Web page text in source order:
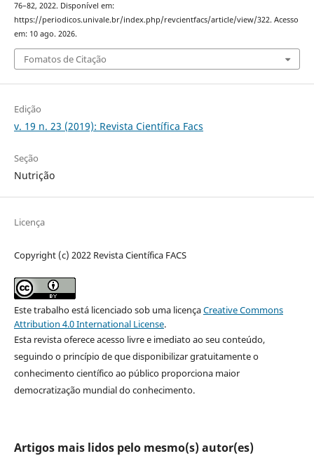
76–82, 2022. Disponível em:
https://periodicos.univale.br/index.php/revcientfacs/article/view/322. Acesso
em: 10 ago. 2026.
Fomatos de Citação
Edição
v. 19 n. 23 (2019): Revista Científica Facs
Seção
Nutrição
Licença
Copyright (c) 2022 Revista Científica FACS
Este trabalho está licenciado sob uma licençaCreative Commons
Attribution 4.0 International License.
Esta revista oferece acesso livre e imediato ao seu conteúdo,
seguindo o princípio de que disponibilizar gratuitamente o
conhecimento científico ao público proporciona maior
democratização mundial do conhecimento.
Artigos mais lidos pelo mesmo(s) autor(es)